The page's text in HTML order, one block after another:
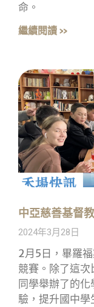
命。
繼續閱讀 »
中亞慈善基督
2024年3月28日
2月5日，畢羅
競賽。除了這
同學舉辦了的
驗，提升國中